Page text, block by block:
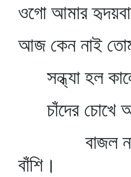
ওগো আমার
আজ কেন নাই
সন্ধ্যা হল
চাঁদের চোখে
বাজল না
বাঁশি।